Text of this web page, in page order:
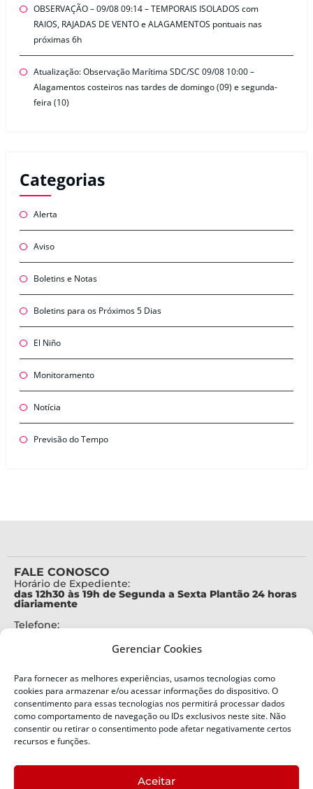
Gerenciar Cookies
Para fornecer as melhores experiências, usamos tecnologias como
cookies para armazenar e/ou acessar informações do dispositivo. O
consentimento para essas tecnologias nos permitirá processar dados
como comportamento de navegação ou IDs exclusivos neste site. Não
consentir ou retirar o consentimento pode afetar negativamente certos
recursos e funções.
Aceitar
OBSERVAÇÃO – 09/08 09:14 – TEMPORAIS ISOLADOS com
RAIOS, RAJADAS DE VENTO e ALAGAMENTOS pontuais nas
próximas 6h
Atualização: Observação Marítima SDC/SC 09/08 10:00 –
Alagamentos costeiros nas tardes de domingo (09) e segunda-
feira (10)
Categorias
Alerta
Aviso
Boletins e Notas
Boletins para os Próximos 5 Dias
El Niño
Monitoramento
Notícia
Previsão do Tempo
FALE CONOSCO
Horário de Expediente:
das 12h30 às 19h de Segunda a Sexta Plantão 24 horas
diariamente
Telefone:
Alertas Defesa Civil:
SMS 40199
ENDEREÇO
Defesa Civil do Estado de Santa Catarina
Capoeiras, Florianópolis, SC